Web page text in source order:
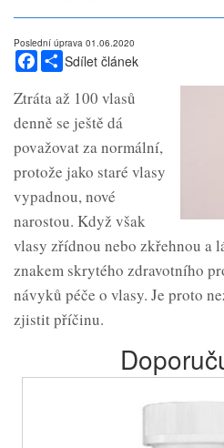
Poslední úprava 01.06.2020
Sdílet článek
Facebook
Share
Ztráta až 100 vlasů
denně se ještě dá
považovat za normální,
protože jako staré vlasy
vypadnou, nové
narostou. Když však
vlasy zřídnou nebo zkřehnou a
znakem skrytého zdravotního
návyků péče o vlasy. Je proto
zjistit příčinu.